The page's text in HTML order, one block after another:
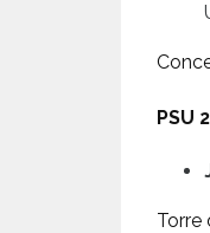
PSU
Torre